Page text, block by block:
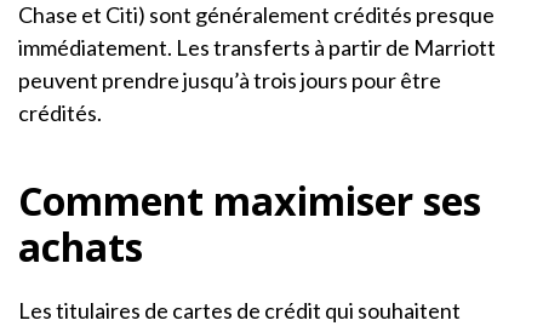
Chase et Citi) sont généralement crédités presque
immédiatement. Les transferts à partir de Marriott
peuvent prendre jusqu’à trois jours pour être
crédités.
Comment maximiser ses
achats
Les titulaires de cartes de crédit qui souhaitent